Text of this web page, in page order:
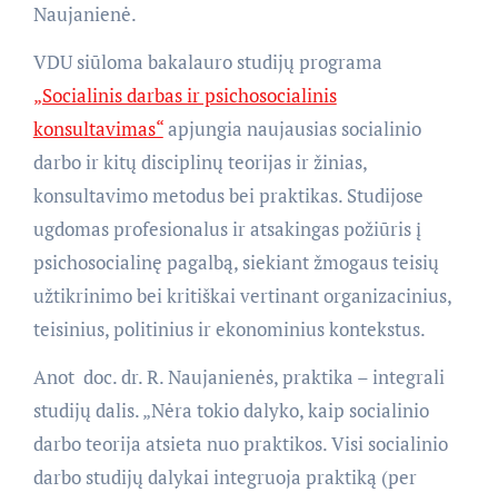
Naujanienė.
VDU siūloma bakalauro studijų programa
„Socialinis darbas ir psichosocialinis
konsultavimas“apjungia naujausias socialinio
darbo ir kitų disciplinų teorijas ir žinias,
konsultavimo metodus bei praktikas. Studijose
ugdomas profesionalus ir atsakingas požiūris į
psichosocialinę pagalbą, siekiant žmogaus teisių
užtikrinimo bei kritiškai vertinant organizacinius,
teisinius, politinius ir ekonominius kontekstus.
Anot doc. dr. R. Naujanienės, praktika – integrali
studijų dalis. „Nėra tokio dalyko, kaip socialinio
darbo teorija atsieta nuo praktikos. Visi socialinio
darbo studijų dalykai integruoja praktiką (per